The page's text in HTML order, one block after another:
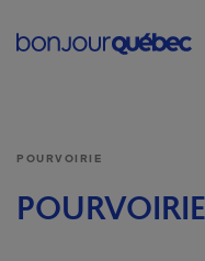
POURVOIRIE